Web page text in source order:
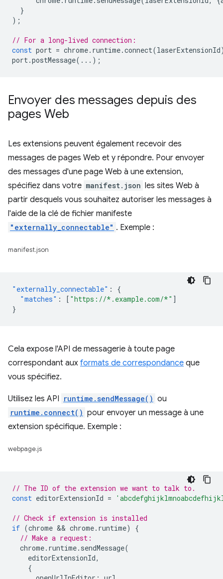
}
);
// For a long-lived connection:
const port = chrome. runtime.connect(laserExtensionId
port.postMessage(...);
Envoyer des messages depuis des
pages Web
Les extensions peuvent également recevoir des
messages de pages Web et y répondre. Pour envoyer
des messages d'une page Web à une extension,
spécifiez dans votre manifest.json les sites Web à
partir desquels vous souhaitez autoriser les messages à
l'aide de la clé de fichier manifeste
"externally_connectable" . Exemple :
manifest.json
"externally_connectable" :
{
"matches" : [ "https://*.example.com/*" ]
}
Cela expose l'API de messagerie à toute page
correspondant aux formats de correspondance que
vous spécifiez.
Utilisez les API runtime.sendMessage() ou
runtime.connect() pour envoyer un message à une
extension spécifique. Exemple :
webpage.js
// The ID of the extension we want to talk to.
const editorExtensionId =
// Check if extension is installed
if (chrome && chrome. runtime)
{
// Make a request:
chrome. runtime. sendMessage(
editorExtensionId,
{